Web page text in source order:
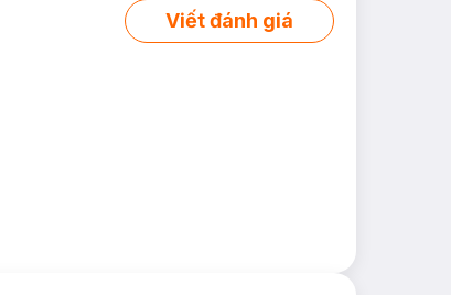
Viết đánh giá